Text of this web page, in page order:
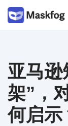
文
亚马逊
架”，
何启示